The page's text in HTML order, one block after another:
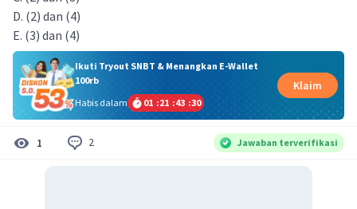
D. (2) dan (4)
E. (3) dan (4)
Ikuti Tryout SNBT & Menangkan E-Wallet
100rb
Habis dalam
01 :21 :43 :30
Klaim
1 2 Jawaban terverifikasi